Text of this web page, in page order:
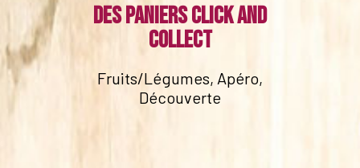
Des paniers click and
collect
Fruits/Légumes, Apéro,
Découverte